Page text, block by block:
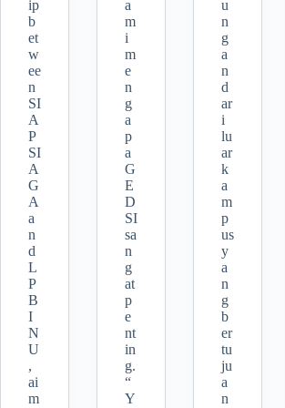
ip
b
et
w
ee
n
SI
A
P
SI
A
G
A
a
n
d
L
P
B
I
N
U
,
ai
m
a
m
i
m
e
n
g
a
p
a
G
E
D
SI
sa
n
g
at
p
e
nt
in
g.
“
Y
u
n
g
a
n
d
ar
i
lu
ar
k
a
m
p
us
y
a
n
g
b
er
tu
ju
a
n